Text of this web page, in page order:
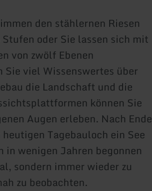
den stählernen Riesen
oder Sie lassen sich mit
von zwölf Ebenen
viel Wissenswertes über
die Landschaft und die
können Sie
Augen erleben. Nach Ende
Tagebauloch ein See
wenigen Jahren begonnen
sondern immer wieder zu
zu beobachten.